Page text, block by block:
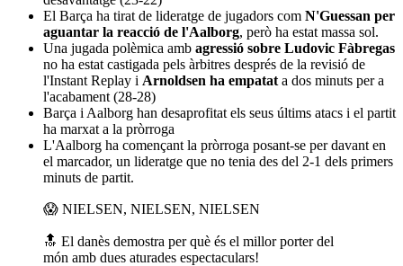
El Barça ha tirat de lideratge de jugadors com N'Guessan per
aguantar la reacció de l'Aalborg, però ha estat massa sol.
Una jugada polèmica amb agressió sobre Ludovic Fàbregas
no ha estat castigada pels àrbitres després de la revisió de
l'Instant Replay i Arnoldsen ha empatat a dos minuts per a
l'acabament (28-28)
Barça i Aalborg han desaprofitat els seus últims atacs i el partit
ha marxat a la pròrroga
L'Aalborg ha començant la pròrroga posant-se per davant en
el marcador, un lideratge que no tenia des del 2-1 dels primers
minuts de partit.
😱 NIELSEN, NIELSEN, NIELSEN
🔝 El danès demostra per què és el millor porter del
món amb dues aturades espectaculars!